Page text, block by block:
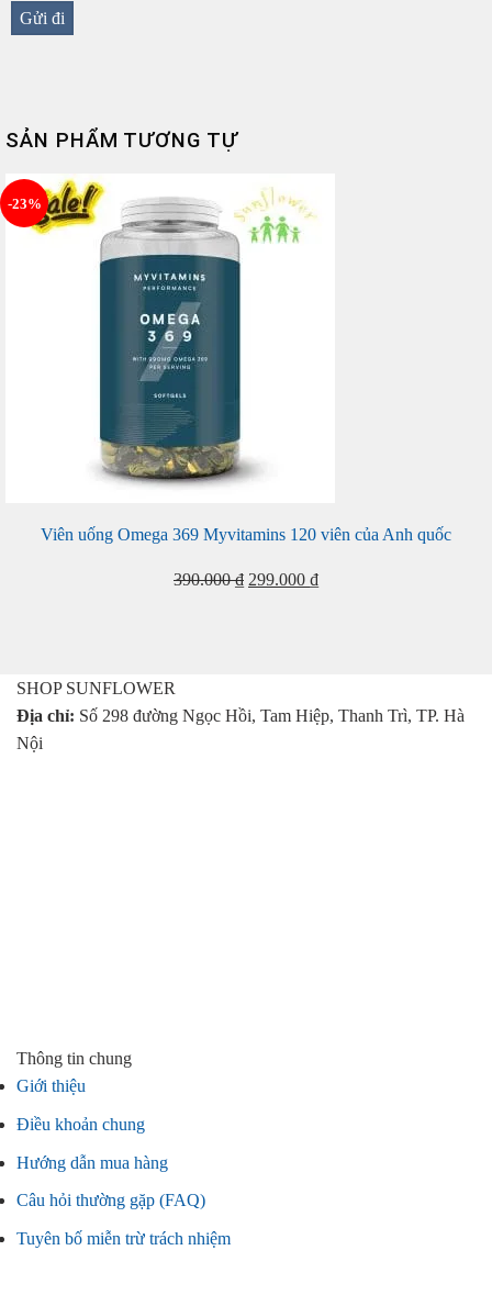
SẢN PHẨM TƯƠNG TỰ
-23%
Viên uống Omega 369 Myvitamins 120 viên của Anh quốc
390.000₫ Giá
299.000 ₫Giá
SHOP SUNFLOWER
Địa chỉ: Số 298 đường Ngọc Hồi, Tam Hiệp, Thanh Trì, TP. Hà
Nội
Thông tin chung
Giới thiệu
Điều khoản chung
Hướng dẫn mua hàng
Câu hỏi thường gặp (FAQ)
Tuyên bố miễn trừ trách nhiệm